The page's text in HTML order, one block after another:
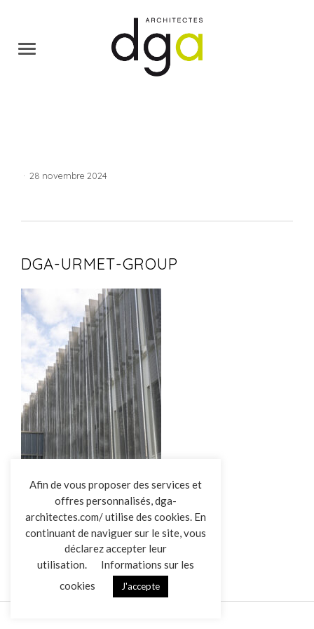
L’AGENCE
RÉALISATIONS
ACTUALITÉS
CONTACT
· 28 novembre 2024
DGA-URMET-GROUP
DGA-Urmet-Group
Afin de vous proposer des services et
offres personnalisés, dga-
architectes.com/ utilise des cookies. En
continuant de naviguer sur le site, vous
déclarez accepter leur
utilisation.
Informations sur les
cookies
J'accepte